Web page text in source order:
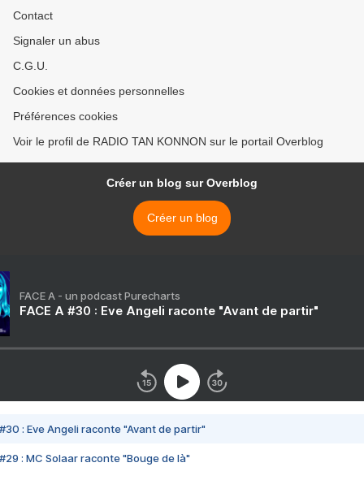
Contact
Signaler un abus
C.G.U.
Cookies et données personnelles
Préférences cookies
Voir le profil de RADIO TAN KONNON sur le portail Overblog
Créer un blog sur Overblog
Créer un blog
FACE A - un podcast Purecharts
FACE A #30 : Eve Angeli raconte "Avant de partir"
#30 : Eve Angeli raconte "Avant de partir"
#29 : MC Solaar raconte "Bouge de là"